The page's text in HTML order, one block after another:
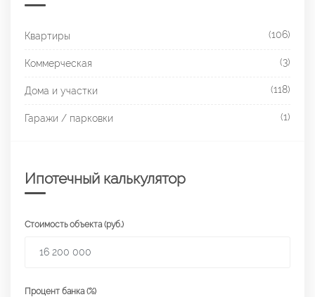
Квартиры (106)
Коммерческая (3)
Дома и участки (118)
Гаражи / парковки (1)
Ипотечный калькулятор
Стоимость объекта (руб.)
Процент банка (%)